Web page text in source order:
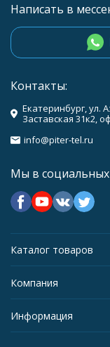
Написать в
Контакты:
Екатеринбург, ул.
Заставская 31к2,
info@piter-tel.ru
Мы в социальных
Каталог товаров
Компания
Информация